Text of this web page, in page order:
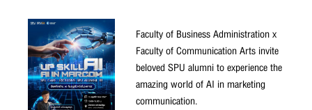
Faculty of Business Administration x
Faculty of Communication Arts invite
beloved SPU alumni to experience the
amazing world of AI in marketing
communication.